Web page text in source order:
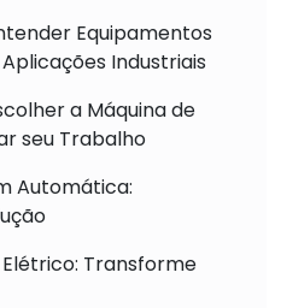
Equipamentos
Industriais
a Máquina de
seu Trabalho
Automática:
Transforme